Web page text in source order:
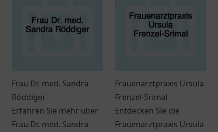
Ihr Lächeln ist uns
Frau Dr. med. Sandra
Röddiger
Erfahren Sie mehr über
Frau Dr. med. Sandra
Frauenarztpraxis Ursula
Frenzel-Srimal
Entdecken Sie die
Frauenarztpraxis Ursula